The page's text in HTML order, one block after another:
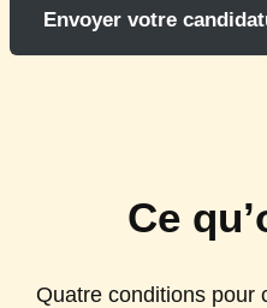
Envoyer votre
Ce
Quatre conditions pour